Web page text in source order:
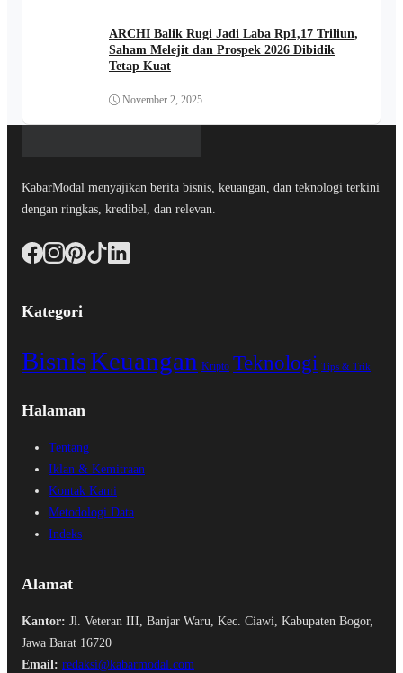
ARCHI Balik Rugi Jadi Laba Rp1,17 Triliun,
Saham Melejit dan Prospek 2026 Dibidik
Tetap Kuat
November 2, 2025
KabarModal menyajikan berita bisnis, keuangan, dan teknologi terkini
dengan ringkas, kredibel, dan relevan.
Kategori
BisnisKeuangan Kripto Teknologi Tips & Trik
Halaman
Tentang
Iklan & Kemitraan
Kontak Kami
Metodologi Data
Indeks
Alamat
Kantor: Jl. Veteran III, Banjar Waru, Kec. Ciawi, Kabupaten Bogor,
Jawa Barat 16720
Email: redaksi@kabarmodal.com